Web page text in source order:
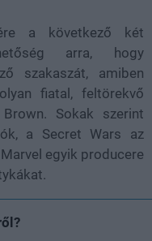
a következő két
arra, hogy
szakaszát, amiben
fiatal, feltörekvő
Sokak szerint
a Secret Wars az
egyik producere